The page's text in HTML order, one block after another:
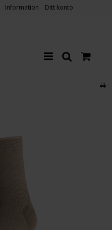
Information Ditt konto